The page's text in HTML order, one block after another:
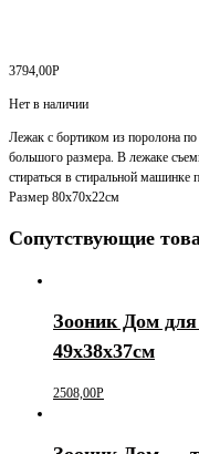
3794,00Р
Нет в наличии
Лежак с бортиком из поролона
большого размера. В лежаке
стираться в стиральной машинке
Размер 80х70х22см
Сопутствующие
Зооник Дом
49х38х37см
2508,00Р